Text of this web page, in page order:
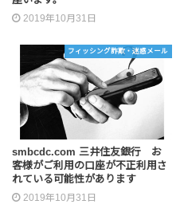
2019年10月31日
フィッシング詐欺・迷惑メール
smbcdc.com 三井住友銀行 お
客様がご利用の口座が不正利用さ
れている可能性があります
2019年10月31日